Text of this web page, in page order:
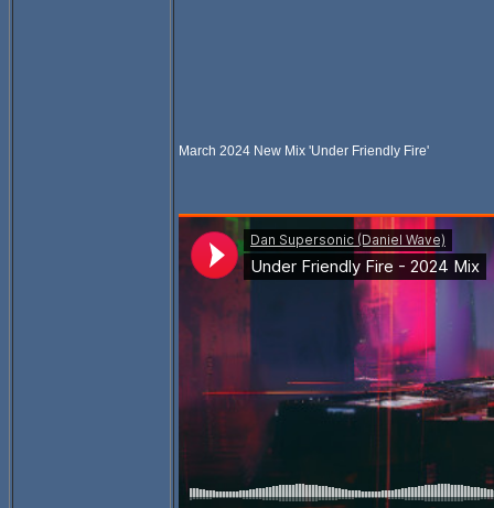
March 2024 New Mix 'Under Friendly Fire'